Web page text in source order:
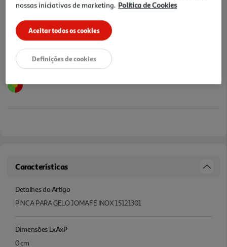
Características
Detalhes do Artigo
PINCA PARA GELO JOMAFE INOX 15121301
Dimensões LxAxP
0 cm
nossas iniciativas de marketing. Política de Cookies
Aceitar todos os cookies
Definições de cookies